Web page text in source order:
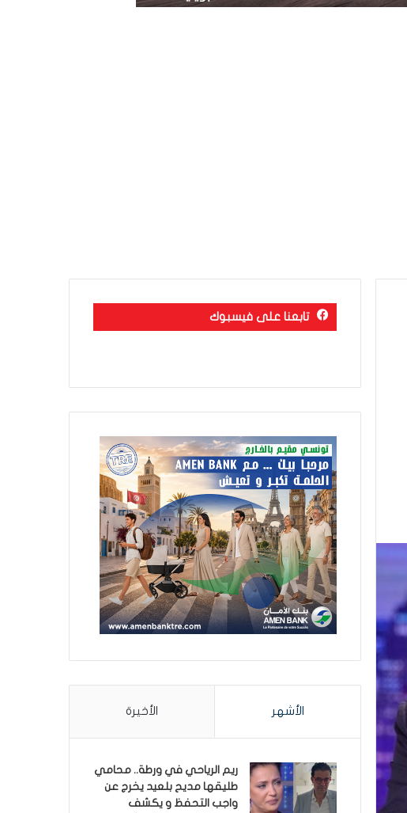
تابعنا على فيسبوك
الأشهر الأخيرة
ريم الرياحي في ورطة.. محامي
طليقها مديح بلعيد يخرج عن
واجب التحفظ و يكشف